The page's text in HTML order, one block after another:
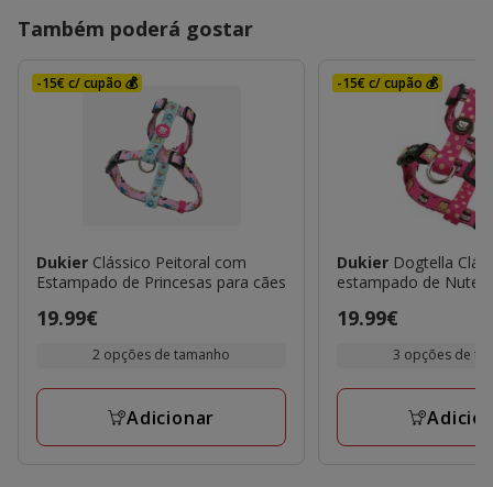
Também poderá gostar
-15€ c/ cupão 💰
Dukier Clássico Peitoral com
Estampado de Princesas para cães
Preço
19.99€
2 opções de tamanho
Adicionar
-15€ c/ cupão 💰
Dukier Dogtella
estampado de
Preço
19.99€
3 opções de